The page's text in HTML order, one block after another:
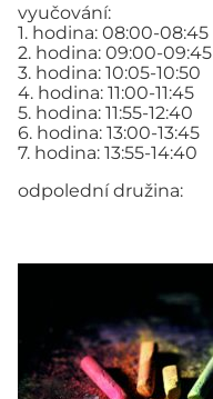
vyučování:
1. hodina: 08:00-08:45
2. hodina: 09:00-09:45
3. hodina: 10:05-10:50
4. hodina: 11:00-11:45
5. hodina: 11:55-12:40
6. hodina: 13:00-13:45
7. hodina: 13:55-14:40
odpolední družina: